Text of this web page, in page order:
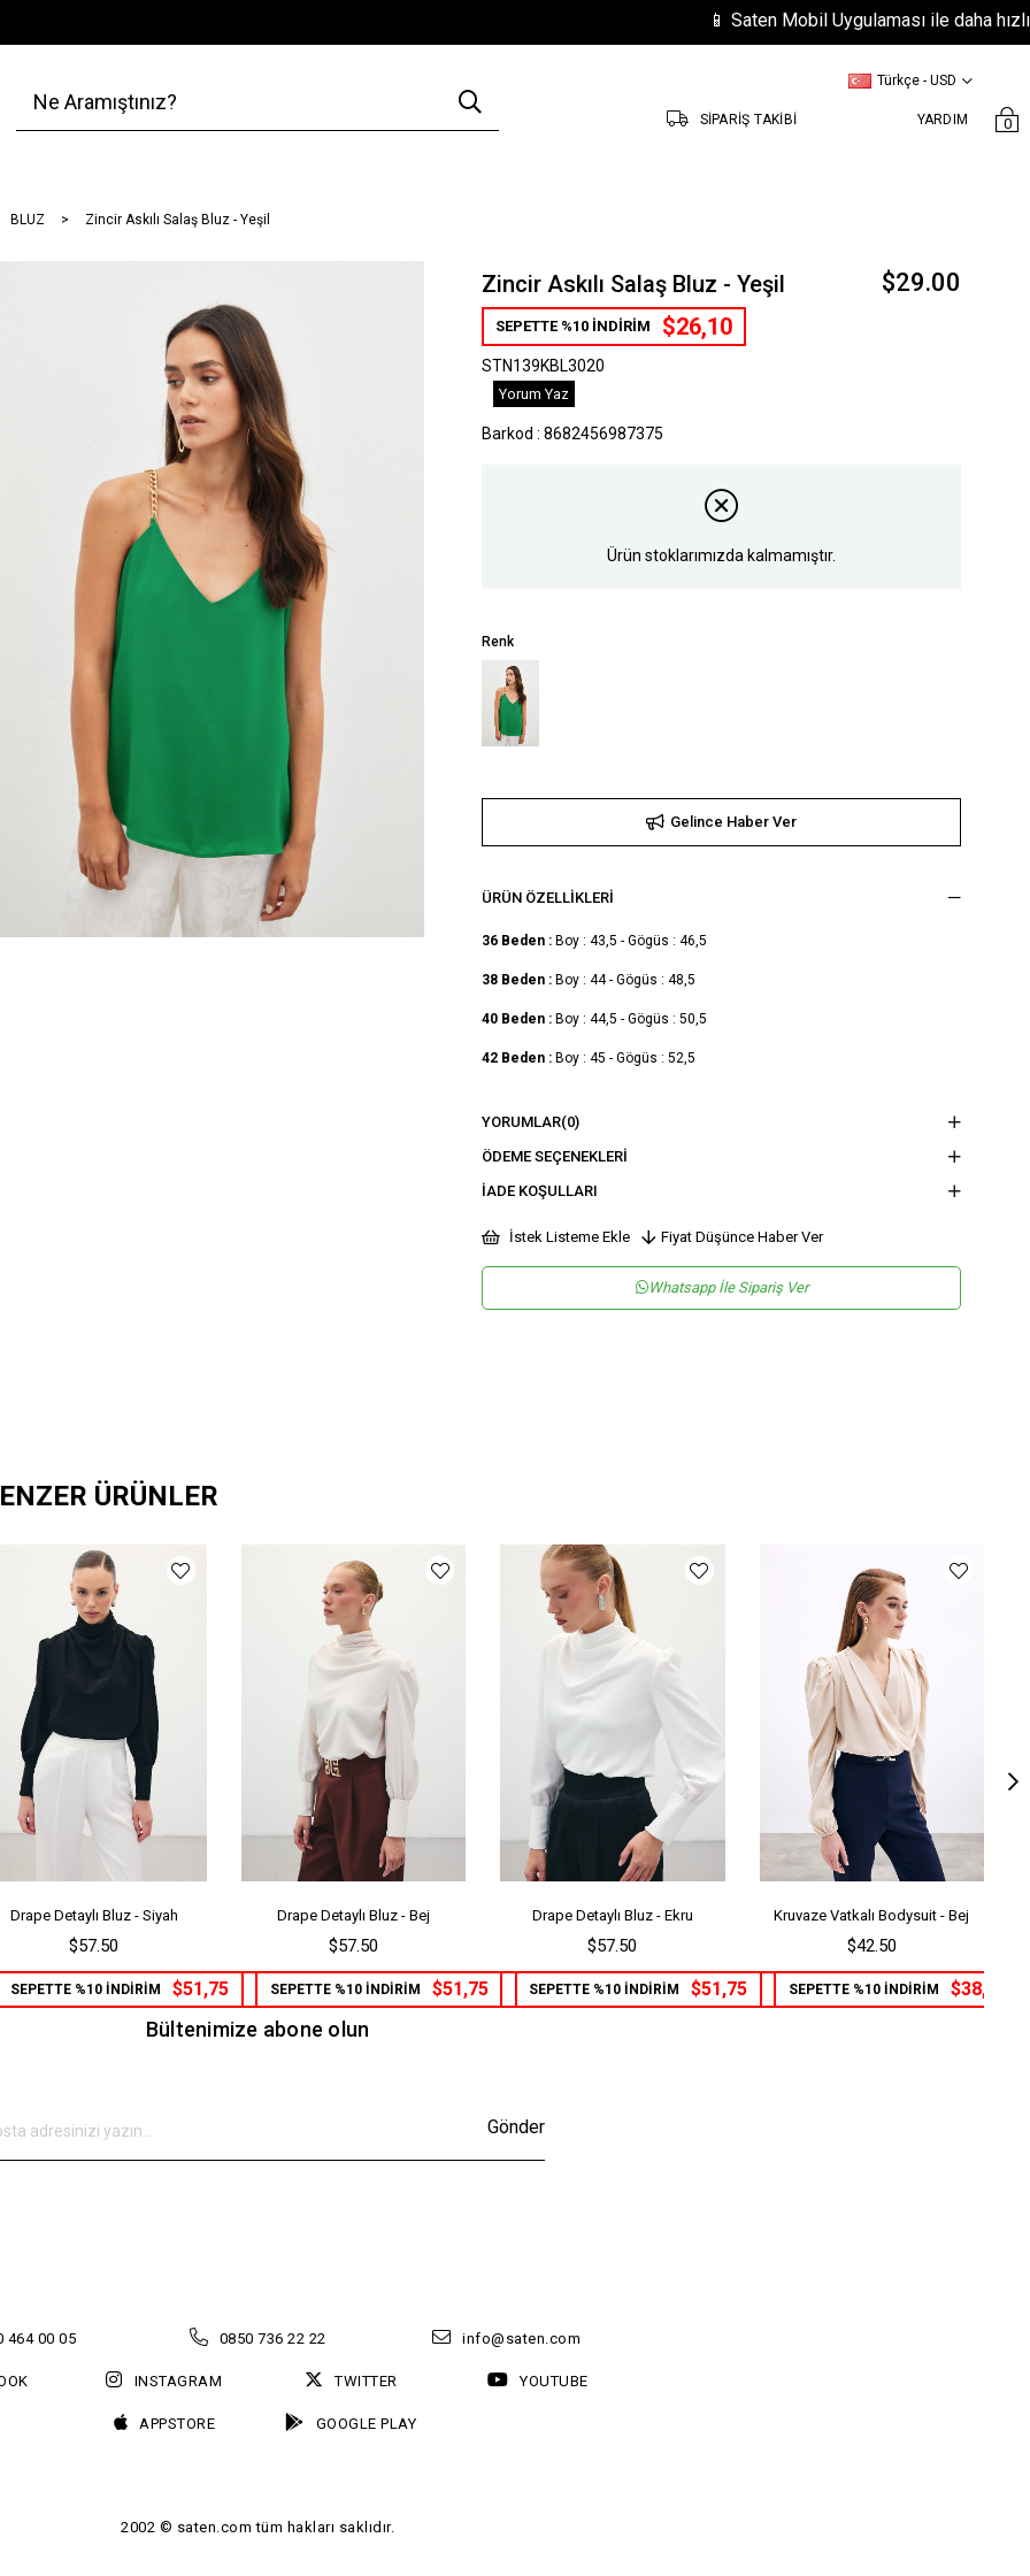
📱 Saten Mobil Uygulaması ile daha hızlı ve
YARDIM
Türkçe - USD
0
SİPARİŞ TAKİBİ
BLUZ Zincir Askılı Salaş Bluz - Yeşil
Zincir Askılı Salaş Bluz - Yeşil $29.00
SEPETTE %10 İNDİRİM $26,10
STN139KBL3020
Yorum Yaz
Barkod : 8682456987375
Ürün stoklarımızda kalmamıştır.
Renk
Gelince Haber Ver
ÜRÜN ÖZELLIKLERI
36 Beden : Boy : 43,5 - Gögüs : 46,5
38 Beden : Boy : 44 - Gögüs : 48,5
40 Beden : Boy : 44,5 - Gögüs : 50,5
42 Beden : Boy : 45 - Gögüs : 52,5
Cinsiyet
Kategori
Ürün Yaş Grubu
YORUMLAR(0)
ÖDEME SEÇENEKLERI
İADE KOŞULLARI
İstek Listeme Ekle Fiyat Düşünce Haber Ver
Whatsapp İle Sipariş Ver
ÜRÜNLER
Drape Detaylı Bluz - Siyah
$57.50
SEPETTE %10 İNDİRİM $51,75
Drape Detaylı Bluz - Bej
$57.50
SEPETTE %10 İNDİRİM $51,75
Drape Detaylı Bluz - Ekru
$57.50
SEPETTE %10 İNDİRİM $51,75
Kruvaze Vatkalı Bodysuit - Bej
$42.50
SEPETTE %10 İNDİRİM $38,25
Bültenimize abone olun
Gönder
464 00 05 0850 736 22 22 info@saten.com
INSTAGRAM TWITTER YOUTUBE
APPSTORE GOOGLE PLAY
2002 © saten.com tüm hakları saklıdır.